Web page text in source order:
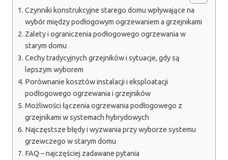
Czynniki konstrukcyjne starego domu wpływające na
wybór między podłogowym ogrzewaniem a grzejnikami
Zalety i ograniczenia podłogowego ogrzewania w
starym domu
Cechy tradycyjnych grzejników i sytuacje, gdy są
lepszym wyborem
Porównanie kosztów instalacji i eksploatacji
podłogowego ogrzewania i grzejników
Możliwości łączenia ogrzewania podłogowego z
grzejnikami w systemach hybrydowych
Najczęstsze błędy i wyzwania przy wyborze systemu
grzewczego w starym domu
FAQ – najczęściej zadawane pytania